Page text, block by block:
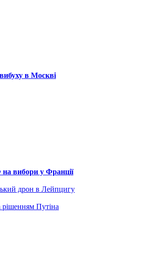
в Москві
на вибори у Франції
дрон в Лейпцигу
рішенням Путіна